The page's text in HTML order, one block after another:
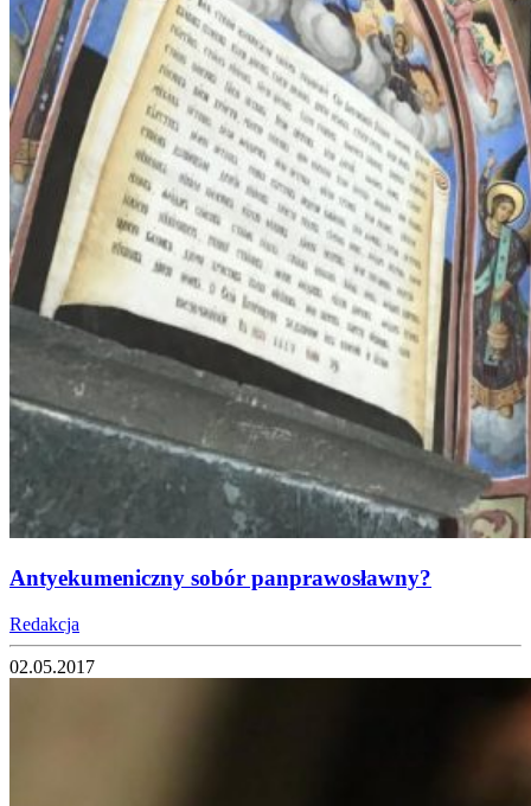
Antyekumeniczny sobór panprawosławny?
Redakcja
02.05.2017